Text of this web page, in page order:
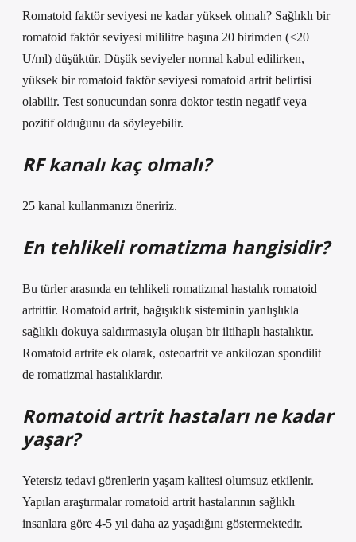
Romatoid faktör seviyesi ne kadar yüksek olmalı? Sağlıklı bir
romatoid faktör seviyesi mililitre başına 20 birimden (<20
U/ml) düşüktür. Düşük seviyeler normal kabul edilirken,
yüksek bir romatoid faktör seviyesi romatoid artrit belirtisi
olabilir. Test sonucundan sonra doktor testin negatif veya
pozitif olduğunu da söyleyebilir.
RF kanalı kaç olmalı?
25 kanal kullanmanızı öneririz.
En tehlikeli romatizma hangisidir?
Bu türler arasında en tehlikeli romatizmal hastalık romatoid
artrittir. Romatoid artrit, bağışıklık sisteminin yanlışlıkla
sağlıklı dokuya saldırmasıyla oluşan bir iltihaplı hastalıktır.
Romatoid artrite ek olarak, osteoartrit ve ankilozan spondilit
de romatizmal hastalıklardır.
Romatoid artrit hastaları ne kadar
yaşar?
Yetersiz tedavi görenlerin yaşam kalitesi olumsuz etkilenir.
Yapılan araştırmalar romatoid artrit hastalarının sağlıklı
insanlara göre 4-5 yıl daha az yaşadığını göstermektedir.